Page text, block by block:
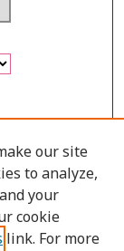
our site
to analyze,
your
cookie
link. For more